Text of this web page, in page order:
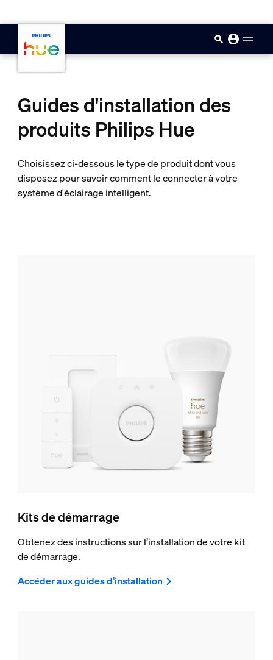
Guides d'installation des
produits Philips Hue
Choisissez ci-dessous le type de produit dont vous
disposez pour savoir comment le connecter à votre
système d'éclairage intelligent.
Kits de démarrage
Obtenez des instructions sur l’installation de votre kit
de démarrage.
Accéder aux guides d’installation